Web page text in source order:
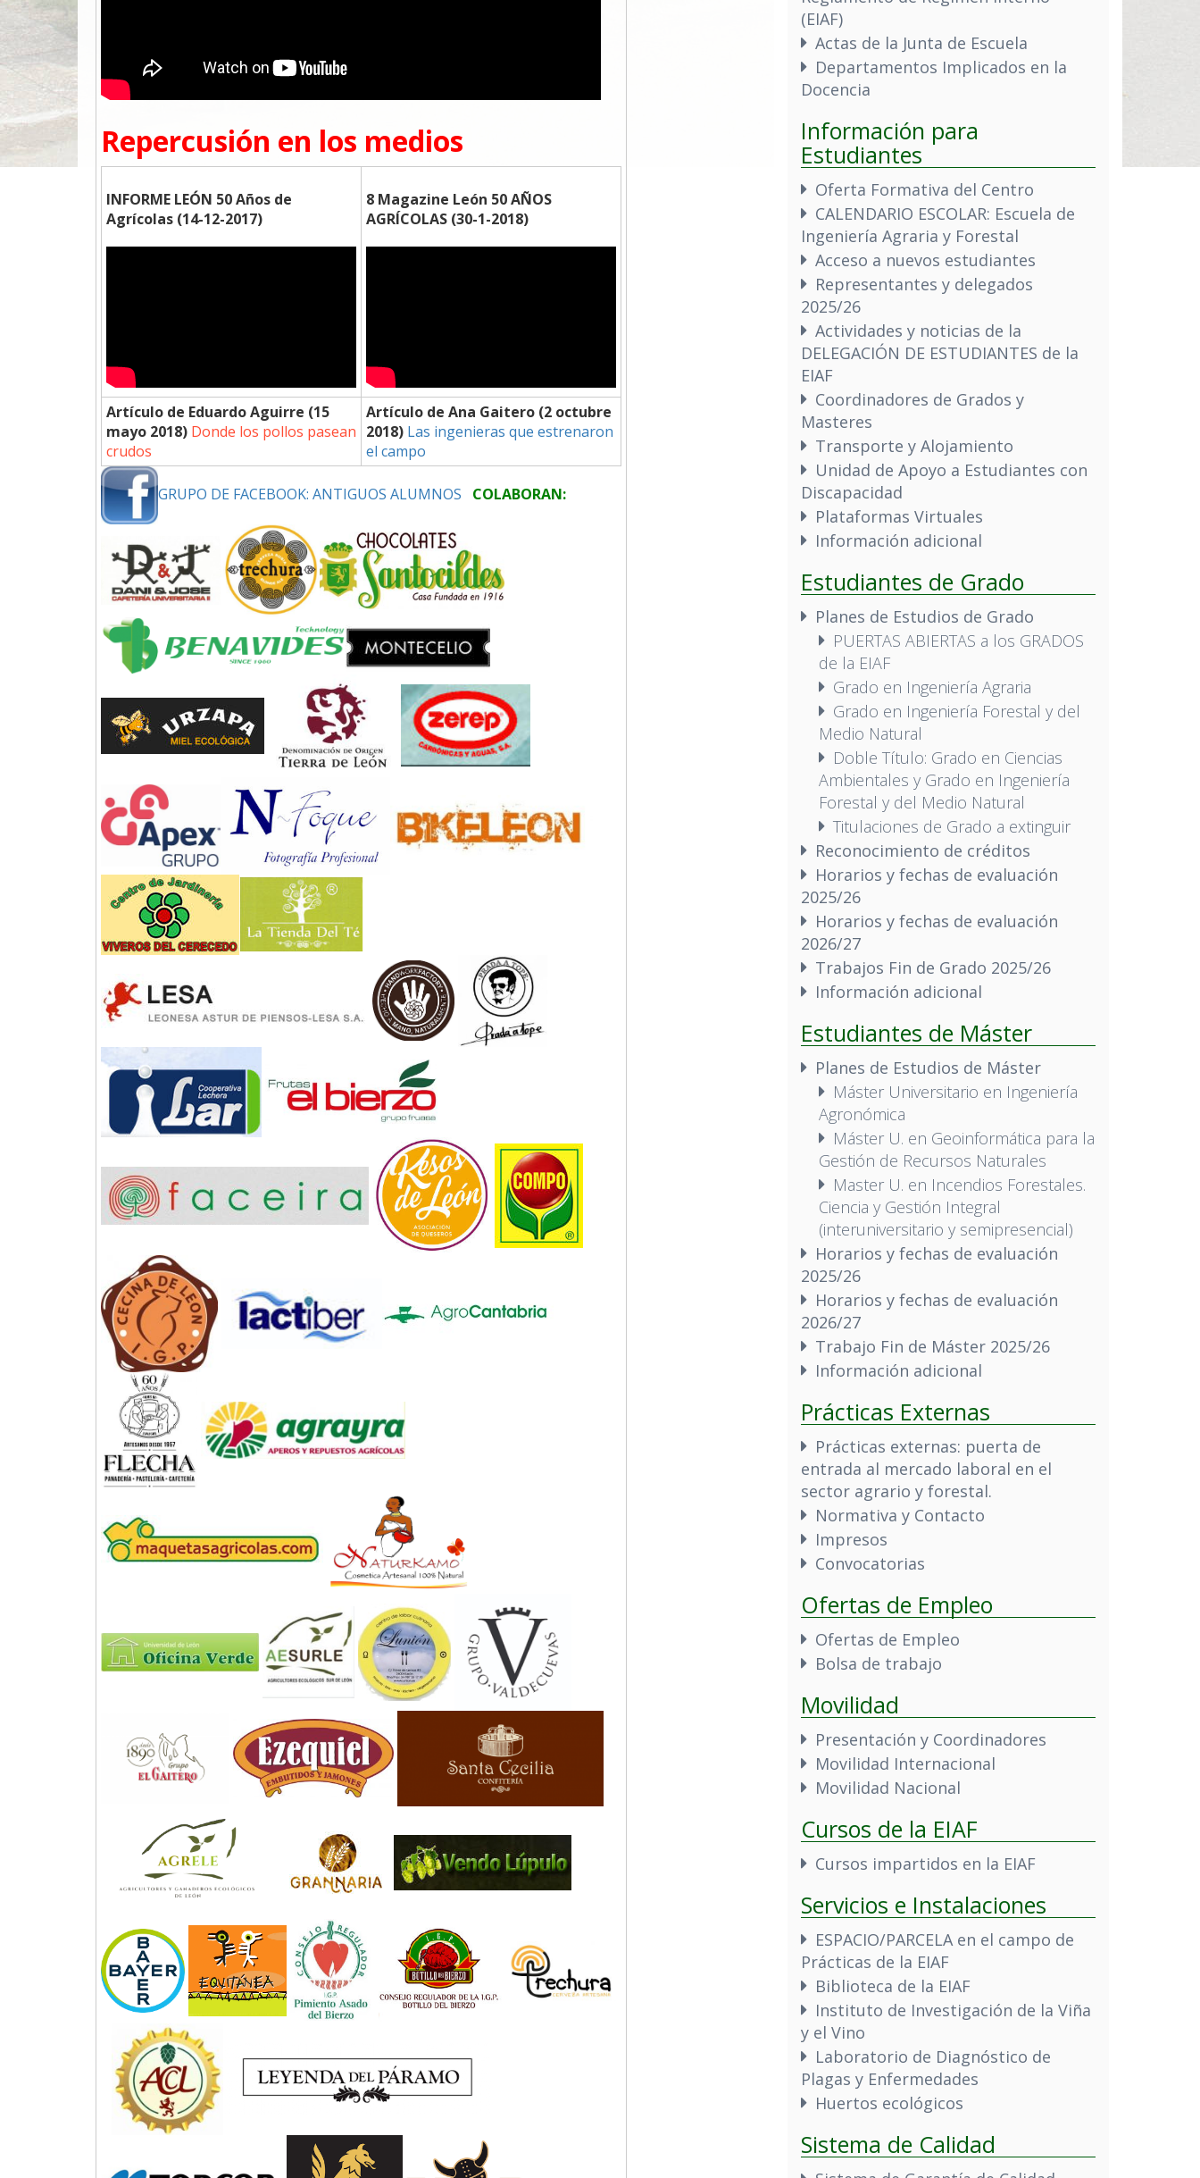
Repercusión en los medios
INFORME LEÓN 50 Años de
Agrícolas (14-12-2017)
8 Magazine León 50 AÑOS
AGRÍCOLAS (30-1-2018)
Artículo de Eduardo Aguirre (15
mayo 2018) Donde los pollos pasean
crudos
Artículo de Ana Gaitero (2 octubre
2018) Las ingenieras que estrenaron
el campo
GRUPO DE FACEBOOK: ANTIGUOS ALUMNOS COLABORAN:
(EIAF)
Actas de la Junta de Escuela
Departamentos Implicados en la
Docencia
Información para
Estudiantes
Oferta Formativa del Centro
CALENDARIO ESCOLAR: Escuela de
Ingeniería Agraria y Forestal
Acceso a nuevos estudiantes
Representantes y delegados
2025/26
Actividades y noticias de la
DELEGACIÓN DE ESTUDIANTES de la
EIAF
Coordinadores de Grados y
Masteres
Transporte y Alojamiento
Unidad de Apoyo a Estudiantes con
Discapacidad
Plataformas Virtuales
Información adicional
Estudiantes de Grado
Planes de Estudios de Grado
PUERTAS ABIERTAS a los GRADOS
de la EIAF
Grado en Ingeniería Agraria
Grado en Ingeniería Forestal y del
Medio Natural
Doble Título: Grado en Ciencias
Ambientales y Grado en Ingeniería
Forestal y del Medio Natural
Titulaciones de Grado a extinguir
Reconocimiento de créditos
Horarios y fechas de evaluación
2025/26
Horarios y fechas de evaluación
2026/27
Trabajos Fin de Grado 2025/26
Información adicional
Estudiantes de Máster
Planes de Estudios de Máster
Máster Universitario en Ingeniería
Agronómica
Máster U. en Geoinformática para la
Gestión de Recursos Naturales
Master U. en Incendios Forestales.
Ciencia y Gestión Integral
(interuniversitario y semipresencial)
Horarios y fechas de evaluación
2025/26
Horarios y fechas de evaluación
2026/27
Trabajo Fin de Máster 2025/26
Información adicional
Prácticas Externas
Prácticas externas: puerta de
entrada al mercado laboral en el
sector agrario y forestal.
Normativa y Contacto
Impresos
Convocatorias
Ofertas de Empleo
Ofertas de Empleo
Bolsa de trabajo
Movilidad
Presentación y Coordinadores
Movilidad Internacional
Movilidad Nacional
Cursos de la EIAF
Cursos impartidos en la EIAF
Servicios e Instalaciones
ESPACIO/PARCELA en el campo de
Prácticas de la EIAF
Biblioteca de la EIAF
Instituto de Investigación de la Viña
y el Vino
Laboratorio de Diagnóstico de
Plagas y Enfermedades
Huertos ecológicos
Sistema de Calidad